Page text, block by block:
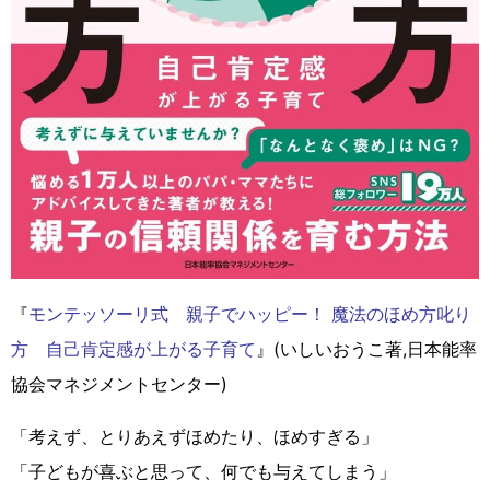
『モンテッソーリ式 親子でハッピー！ 魔法のほめ方叱り
方 自己肯定感が上がる子育て 』(いしいおうこ著,日本能率
協会マネジメントセンター)
「考えず、とりあえずほめたり、ほめすぎる」
「子どもが喜ぶと思って、何でも与えてしまう」